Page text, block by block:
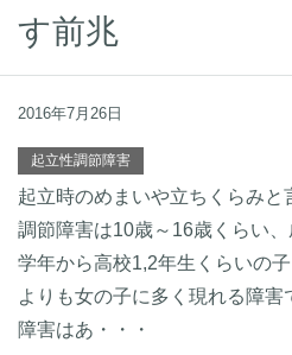
す前兆
2016年7月26日
起立性調節障害
起立時のめまいや立ちくらみ
調節障害は10歳～16歳くらい
学年から高校1,2年生くらいの
よりも女の子に多く現れる障
障害はあ・・・